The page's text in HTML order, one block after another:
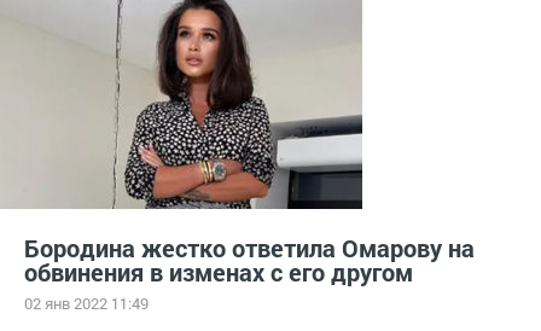
Бородина жестко ответила Омарову на
обвинения в изменах с его другом
02 янв 2022 11:49